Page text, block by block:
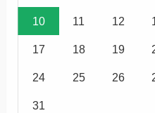
10 11 12
17 18 19
24 25 26
31